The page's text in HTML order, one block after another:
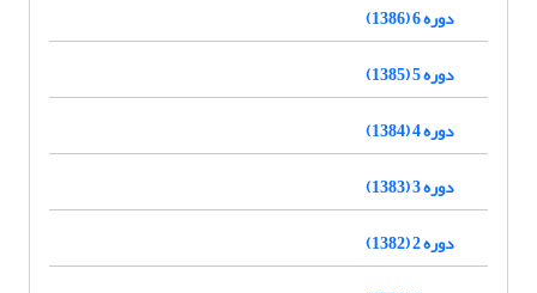
دوره 6 (1386)
دوره 5 (1385)
دوره 4 (1384)
دوره 3 (1383)
دوره 2 (1382)